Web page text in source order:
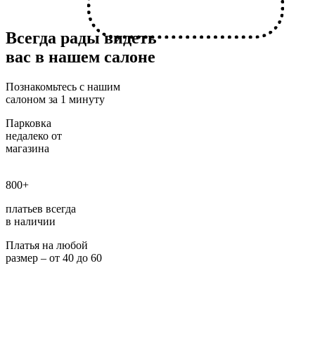
Всегда рады видеть
вас в нашем салоне
Познакомьтесь с нашим
салоном за 1 минуту
Парковка
недалеко от
магазина
800+
платьев всегда
в наличии
Платья на любой
размер – от 40 до 60